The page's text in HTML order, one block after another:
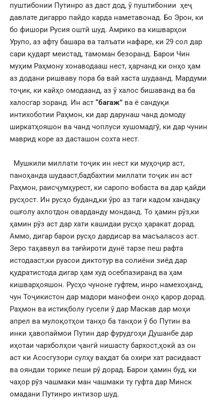
пуштибонии Путинро аз даст дод, ӯ пуштибонии ҳеҷ
давлате дигарро пайдо карда наметавонад. Бо Эрон, ки
бо фишори Русия оштӣ шуд. Амрико ва кишварҳои
Урупо, аз афту башара ва талъати нафаре, ки 29 сол дар
сари қударт меистад, тамоман безоранд. Барои Чин
муҳим Раҳмону хонаводааш нест, ҳарчанд ки онҳо ҳам
аз додани ришваву пора ба вай хаста шудаанд. Мардуми
тоҷик, ки кайҳо омодаанд, аз ӯ халос бишаванд ва ба
халосгар зоранд. Ин аст “багаж” ва ё сандуқи
интихоботии Раҳмон, ки дар дарунаш чанд домоду
ширкатҳояшон ва чанд чоплуси хушомадгӯ, ки дар чунин
маврид коре аз дасташон сохта нест.
Мушкили миллати тоҷик ин нест ки муҳоҷир аст,
паноҳанда шудааст,бадбахтии миллати тоҷик ин аст
Раҳмон, раисҷумҳурест, ки саропо вобаста ва дар қайди
русҳост. Ин русҳо буданд,ки ӯро аз таги кадом хандақу
ошғолу ахлотдон оварданду монданд. То ҳамин рӯз,ки
ҳамин рӯз аст дар хати кашидаи русҳо ҳаракат дорад.
Аммо, дигар барои русҳо дардисар ва масъаласоз аст.
Зеро таҳаввул ва тағйироти дунё тарзе пеш рафта
истодааст,ки руасои диктотур ва солиёни зиёд дар
қудратистода дигар ҳам худ осебпазиранд ва ҳам
кишварҳояшон. Русҳо чуноне гуфтем, инро намехоҳанд,
чун Тоҷикистон дар мадори манофеи онҳо қарор дорад.
Раҳмон ва истиқболу гусели ӯ дар Маскав дар моҳи
апрел ва мулоқотҳои танҳо ба танҳои ӯ бо Путин ва
инки ҳавопаймои Путин дар фурудгоҳи Душанбе дар
иҳотаи чархболҳои ҷангӣ нишасту бархост,ҳокӣ аз он
аст ки Асосгузори сулҳу ваҳдат ба охири хат расидааст
ва ояндаи торике пеши рӯ дорад. Барои ҳамин буд, ки
чаҳор рӯз чашмаки ман чашмаки ту гуфта дар Минск
омадани Путинро интизор шуд.